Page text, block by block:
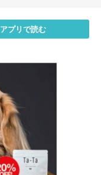
アプリで読む